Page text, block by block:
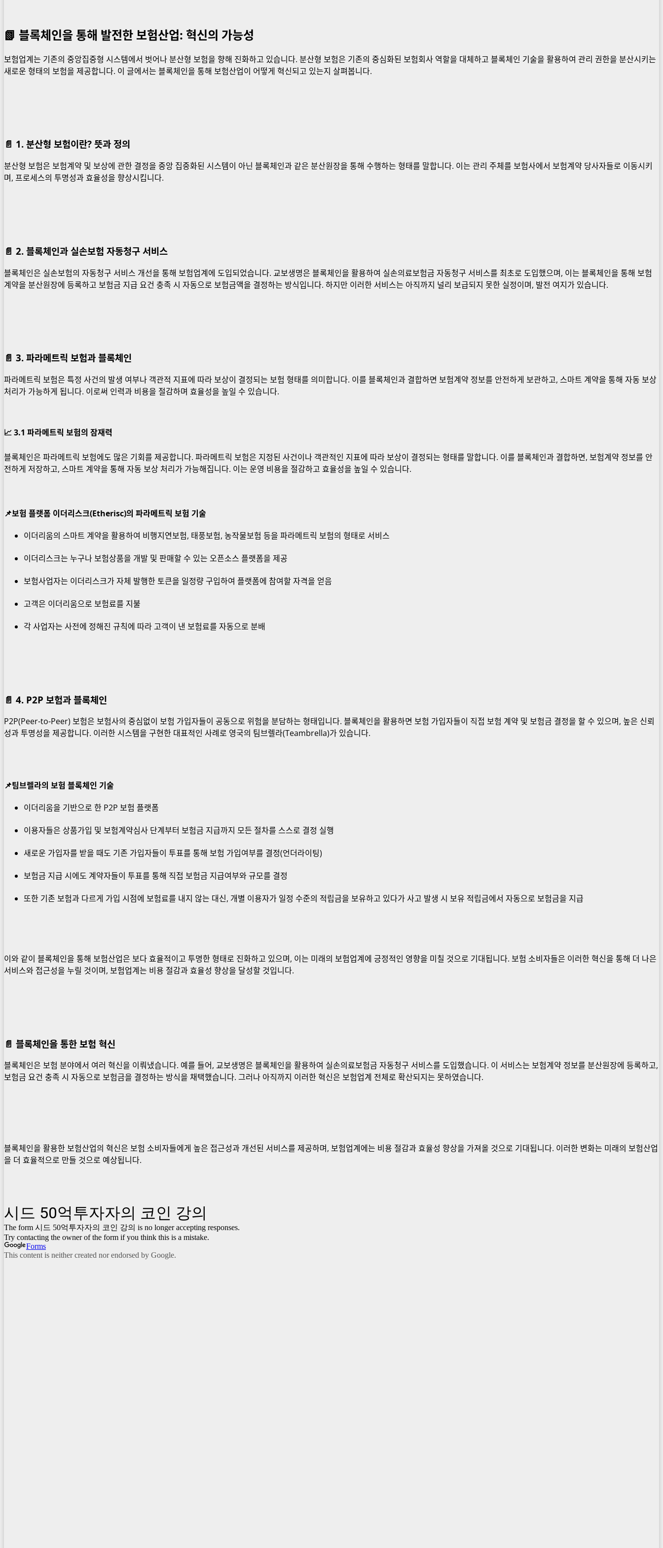
📗 블록체인을 통해 발전한 보험산업: 혁신의 가능성
보험업계는 기존의 중앙집중형 시스템에서 벗어나 분산형 보험을 향해 진화하고 있습니다. 분산형 보험은 기존의 중심화된 보험회사 역할을 대체하고 블록체인 기술을 활용하여 관리 권한을 분산시키는
새로운 형태의 보험을 제공합니다. 이 글에서는 블록체인을 통해 보험산업이 어떻게 혁신되고 있는지 살펴봅니다.
📄 1. 분산형 보험이란? 뜻과 정의
분산형 보험은 보험계약 및 보상에 관한 결정을 중앙 집중화된 시스템이 아닌 블록체인과 같은 분산원장을 통해 수행하는 형태를 말합니다. 이는 관리 주체를 보험사에서 보험계약 당사자들로 이동시키
며, 프로세스의 투명성과 효율성을 향상시킵니다.
📄 2. 블록체인과 실손보험 자동청구 서비스
블록체인은 실손보험의 자동청구 서비스 개선을 통해 보험업계에 도입되었습니다. 교보생명은 블록체인을 활용하여 실손의료보험금 자동청구 서비스를 최초로 도입했으며, 이는 블록체인을 통해 보험
계약을 분산원장에 등록하고 보험금 지급 요건 충족 시 자동으로 보험금액을 결정하는 방식입니다. 하지만 이러한 서비스는 아직까지 널리 보급되지 못한 실정이며, 발전 여지가 있습니다.
📄 3. 파라메트릭 보험과 블록체인
파라메트릭 보험은 특정 사건의 발생 여부나 객관적 지표에 따라 보상이 결정되는 보험 형태를 의미합니다. 이를 블록체인과 결합하면 보험계약 정보를 안전하게 보관하고, 스마트 계약을 통해 자동 보상
처리가 가능하게 됩니다. 이로써 인력과 비용을 절감하며 효율성을 높일 수 있습니다.
📈 3.1 파라메트릭 보험의 잠재력
블록체인은 파라메트릭 보험에도 많은 기회를 제공합니다. 파라메트릭 보험은 지정된 사건이나 객관적인 지표에 따라 보상이 결정되는 형태를 말합니다. 이를 블록체인과 결합하면, 보험계약 정보를 안
전하게 저장하고, 스마트 계약을 통해 자동 보상 처리가 가능해집니다. 이는 운영 비용을 절감하고 효율성을 높일 수 있습니다.
📌보험 플랫폼 이더리스크(Etherisc)의 파라메트릭 보험 기술
이더리움의 스마트 계약을 활용하여 비행지연보험, 태풍보험, 농작물보험 등을 파라메트릭 보험의 형태로 서비스
이더리스크는 누구나 보험상품을 개발 및 판매할 수 있는 오픈소스 플랫폼을 제공
보험사업자는 이더리스크가 자체 발행한 토큰을 일정량 구입하여 플랫폼에 참여할 자격을 얻음
고객은 이더리움으로 보험료를 지불
각 사업자는 사전에 정해진 규칙에 따라 고객이 낸 보험료를 자동으로 분배
📄 4. P2P 보험과 블록체인
P2P(Peer-to-Peer) 보험은 보험사의 중심없이 보험 가입자들이 공동으로 위험을 분담하는 형태입니다. 블록체인을 활용하면 보험 가입자들이 직접 보험 계약 및 보험금 결정을 할 수 있으며, 높은 신뢰
성과 투명성을 제공합니다. 이러한 시스템을 구현한 대표적인 사례로 영국의 팀브렐라(Teambrella)가 있습니다.
📌팀브렐라의 보험 블록체인 기술
이더리움을 기반으로 한 P2P 보험 플랫폼
이용자들은 상품가입 및 보험계약심사 단계부터 보험금 지급까지 모든 절차를 스스로 결정 실행
새로운 가입자를 받을 때도 기존 가입자들이 투표를 통해 보험 가입여부를 결정(언더라이팅)
보험금 지급 시에도 계약자들이 투표를 통해 직접 보험금 지급여부와 규모를 결정
또한 기존 보험과 다르게 가입 시점에 보험료를 내지 않는 대신, 개별 이용자가 일정 수준의 적립금을 보유하고 있다가 사고 발생 시 보유 적립금에서 자동으로 보험금을 지급
이와 같이 블록체인을 통해 보험산업은 보다 효율적이고 투명한 형태로 진화하고 있으며, 이는 미래의 보험업계에 긍정적인 영향을 미칠 것으로 기대됩니다. 보험 소비자들은 이러한 혁신을 통해 더 나은
서비스와 접근성을 누릴 것이며, 보험업계는 비용 절감과 효율성 향상을 달성할 것입니다.
📄 블록체인을 통한 보험 혁신
블록체인은 보험 분야에서 여러 혁신을 이뤄냈습니다. 예를 들어, 교보생명은 블록체인을 활용하여 실손의료보험금 자동청구 서비스를 도입했습니다. 이 서비스는 보험계약 정보를 분산원장에 등록하고,
보험금 요건 충족 시 자동으로 보험금을 결정하는 방식을 채택했습니다. 그러나 아직까지 이러한 혁신은 보험업계 전체로 확산되지는 못하였습니다.
블록체인을 활용한 보험산업의 혁신은 보험 소비자들에게 높은 접근성과 개선된 서비스를 제공하며, 보험업계에는 비용 절감과 효율성 향상을 가져올 것으로 기대됩니다. 이러한 변화는 미래의 보험산업
을 더 효율적으로 만들 것으로 예상됩니다.